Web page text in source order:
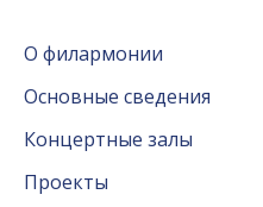
О филармонии
Основные сведения
Концертные залы
Проекты